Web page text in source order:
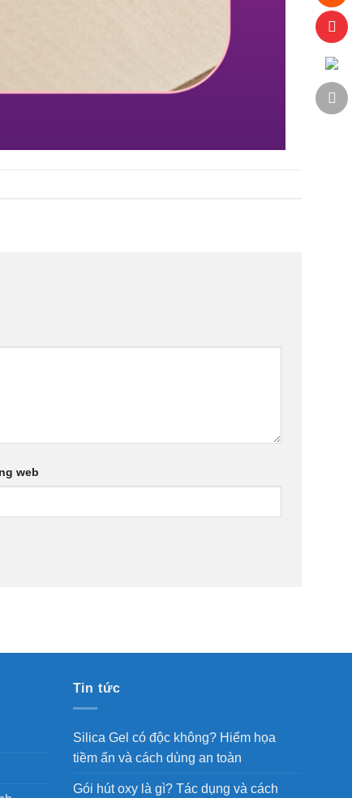
web
Tin tức
Silica Gel có độc không? Hiểm họa
tiềm ẩn và cách dùng an toàn
Gói hút oxy là gì? Tác dụng và cách